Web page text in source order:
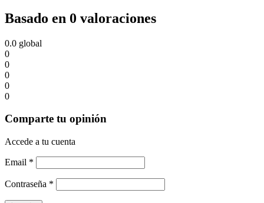
Basado en 0 valoraciones
0.0 global
0
0
0
0
0
Comparte tu opinión
Accede a tu cuenta
Email *
Contraseña *